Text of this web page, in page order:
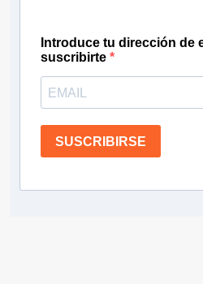
Introduce tu dirección de
suscribirte
SUSCRIBIRSE